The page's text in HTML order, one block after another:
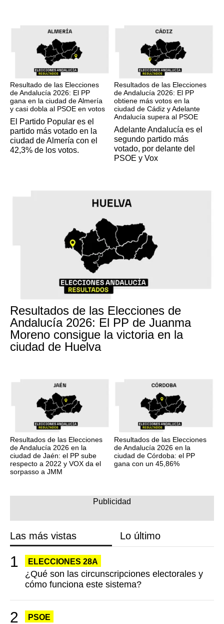
Resultado de las Elecciones
de Andalucía 2026: El PP
gana en la ciudad de Almería
y casi dobla al PSOE en votos
El Partido Popular es el
partido más votado en la
ciudad de Almería con el
42,3% de los votos.
Resultados de las Elecciones
de Andalucía 2026: El PP
obtiene más votos en la
ciudad de Cádiz y Adelante
Andalucía supera al PSOE
Adelante Andalucía es el
segundo partido más
votado, por delante del
PSOE y Vox
Resultados de las Elecciones de
Andalucía 2026: El PP de Juanma
Moreno consigue la victoria en la
ciudad de Huelva
Resultados de las Elecciones
de Andalucía 2026 en la
ciudad de Jaén: el PP sube
respecto a 2022 y VOX da el
sorpasso a JMM
Resultados de las Elecciones
de Andalucía 2026 en la
ciudad de Córdoba: el PP
gana con un 45,86%
Las más vistas Lo último
ELECCIONES 28A
¿Qué son las circunscripciones electorales y
cómo funciona este sistema?
PSOE